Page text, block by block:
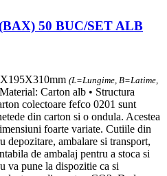
50 BUC/SET ALB
(L=Lungime, B=Latime,
Carton alb • Structura
colectoare fefco 0201 sunt
din carton si o ondula. Acestea
foarte variate. Cutiile din
ambalare si transport,
de ambalaj pentru a stoca si
va pune la dispozitie ca si